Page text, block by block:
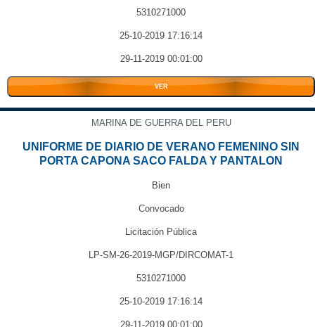
5310271000
25-10-2019 17:16:14
29-11-2019 00:01:00
VER
MARINA DE GUERRA DEL PERU
UNIFORME DE DIARIO DE VERANO FEMENINO SIN
PORTA CAPONA SACO FALDA Y PANTALON
Bien
Convocado
Licitación Pública
LP-SM-26-2019-MGP/DIRCOMAT-1
5310271000
25-10-2019 17:16:14
29-11-2019 00:01:00